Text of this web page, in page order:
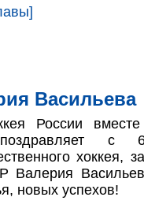
Васильева
России
с
хоккея,
новых успехов!